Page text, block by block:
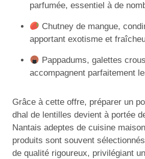
parfumée, essentiel à de
Chutney de mangue,
apportant exotisme et
Pappadums, galettes
accompagnent parfaitement
Grâce à cette offre, préparer un
dhal de lentilles devient à portée
Nantais adeptes de cuisine
produits sont souvent
de qualité rigoureux, privilégiant